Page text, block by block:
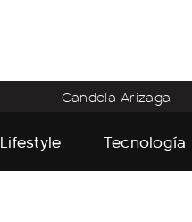
Candela Arizaga
Lifestyle Tecnología